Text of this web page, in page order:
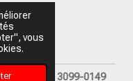
vous
(en ligne) 3099-0149